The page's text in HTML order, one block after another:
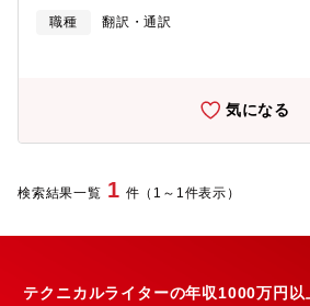
じて、事務職での採用も検討いたします。
ジニアと協働しながら情報を発信し、翻訳
様との橋渡しを担う仕事です。・製品開
(PIM)に関わる業務全般】・改善案アイデ
進捗確認・他メンバーの取り組み意識を向
進※目標管理活動とは企業活動の質を？め
のテーマをそれぞれ設け、定期的に達成度
原則出社■フレックス■想定残業時間 50h/
員の採用実績】・平均年齢（内定時点）
職種
翻訳・通訳
気になる
検索結果一覧 1 件（1～1件表示）
テクニカルライターの年収1000万円以